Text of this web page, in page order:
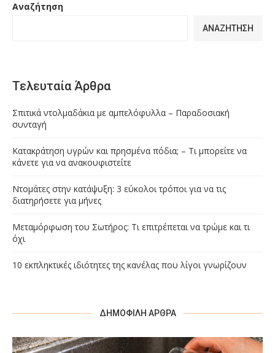
Αναζήτηση
ΑΝΑΖΉΤΗΣΗ
Τελευταία Άρθρα
Σπιτικά ντολμαδάκια με αμπελόφυλλα – Παραδοσιακή
συνταγή
Κατακράτηση υγρών και πρησμένα πόδια; – Τι μπορείτε να
κάνετε για να ανακουφιστείτε
Ντομάτες στην κατάψυξη: 3 εύκολοι τρόποι για να τις
διατηρήσετε για μήνες
Μεταμόρφωση του Σωτήρος: Τι επιτρέπεται να τρώμε και τι
όχι
10 εκπληκτικές ιδιότητες της κανέλας που λίγοι γνωρίζουν
ΔΗΜΟΦΙΛΉ ΆΡΘΡΑ